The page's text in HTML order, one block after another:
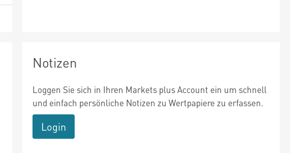
Notizen
Loggen Sie sich in Ihren Markets plus Account ein um schnell
und einfach persönliche Notizen zu Wertpapiere zu erfassen.
Login